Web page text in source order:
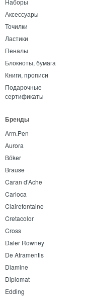
Наборы
Аксессуары
Точилки
Ластики
Пеналы
Блокноты, бумага
Книги, прописи
Подарочные
сертификаты
Бренды
Arm.Pen
Aurora
Böker
Brause
Caran d’Ache
Carioca
Clairefontaine
Cretacolor
Cross
Daler Rowney
De Atramentis
Diamine
Diplomat
Edding